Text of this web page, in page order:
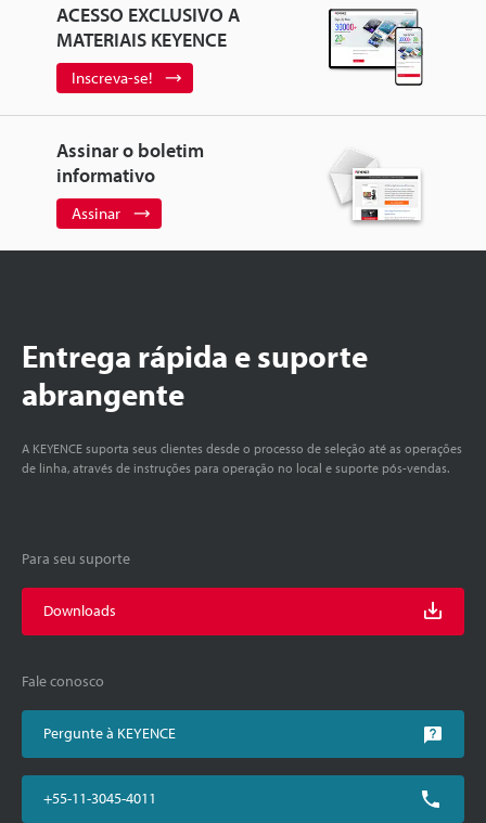
ACESSO EXCLUSIVO A
MATERIAIS KEYENCE
Inscreva-se!
Assinar o boletim
informativo
Assinar
Entrega rápida e suporte
abrangente
A KEYENCE suporta seus clientes desde o processo de seleção até as operações
de linha, através de instruções para operação no local e suporte pós-vendas.
Para seu suporte
Downloads
Fale conosco
Pergunte à KEYENCE
+55-11-3045-4011